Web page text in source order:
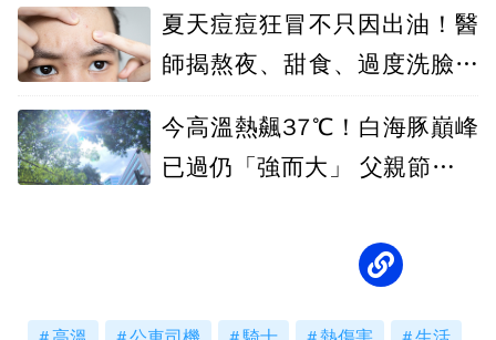
夏天痘痘狂冒不只因出油！醫
師揭熬夜、甜食、過度洗臉都
今高溫熱飆37℃！白海豚巔峰
已過仍「強而大」 父親節前後